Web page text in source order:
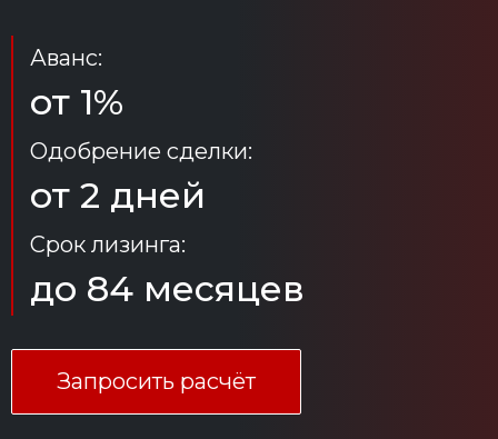
Аванс:
от 1%
Одобрение сделки:
от 2 дней
Срок лизинга:
до 84 месяцев
Запросить расчёт